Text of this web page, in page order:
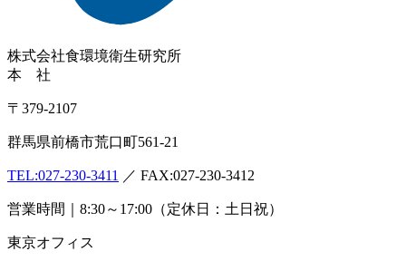
株式会社食環境衛生研究所
本 社
〒379-2107
群馬県前橋市荒口町561-21
TEL:027-230-3411 ／ FAX:027-230-3412
営業時間｜8:30～17:00（定休日：土日祝）
東京オフィス